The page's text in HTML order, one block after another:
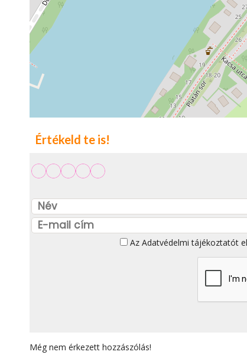
Értékeld te is!
Az Adatvédelmi tájékoztatót
Még nem érkezett hozzászólás!